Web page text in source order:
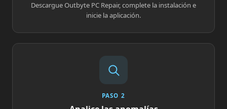
Descargue Outbyte PC Repair, complete la instalación e
inicie la aplicación.
PASO 2